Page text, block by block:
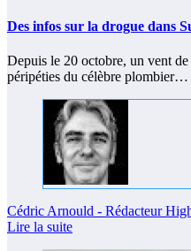
Des infos sur la drogue dans
Depuis le 20 octobre, un vent
péripéties du célèbre plombier…
Cédric Arnould - Rédacteur
Lire la suite